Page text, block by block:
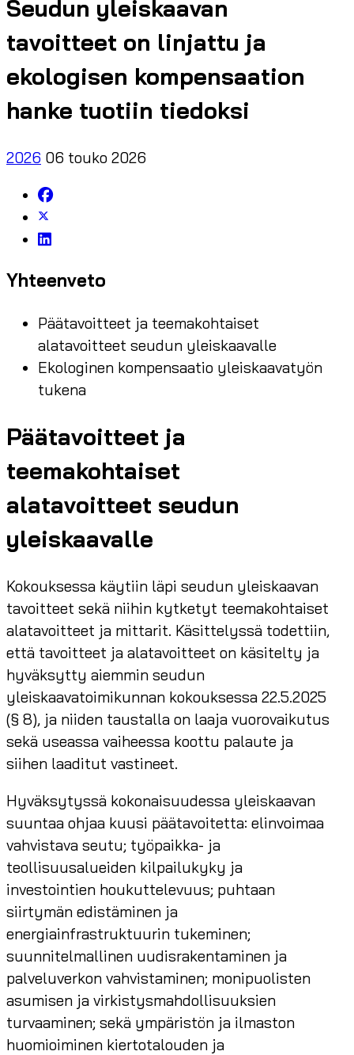
Seudun yleiskaavan
tavoitteet on linjattu ja
ekologisen kompensaation
hanke tuotiin tiedoksi
2026 06 touko 2026
Yhteenveto
Päätavoitteet ja teemakohtaiset
alatavoitteet seudun yleiskaavalle
Ekologinen kompensaatio yleiskaavatyön
tukena
Päätavoitteet ja
teemakohtaiset
alatavoitteet seudun
yleiskaavalle
Kokouksessa käytiin läpi seudun yleiskaavan
tavoitteet sekä niihin kytketyt teemakohtaiset
alatavoitteet ja mittarit. Käsittelyssä todettiin,
että tavoitteet ja alatavoitteet on käsitelty ja
hyväksytty aiemmin seudun
yleiskaavatoimikunnan kokouksessa 22.5.2025
(§ 8), ja niiden taustalla on laaja vuorovaikutus
sekä useassa vaiheessa koottu palaute ja
siihen laaditut vastineet.
Hyväksytyssä kokonaisuudessa yleiskaavan
suuntaa ohjaa kuusi päätavoitetta: elinvoimaa
vahvistava seutu; työpaikka- ja
teollisuusalueiden kilpailukyky ja
investointien houkuttelevuus; puhtaan
siirtymän edistäminen ja
energiainfrastruktuurin tukeminen;
suunnitelmallinen uudisrakentaminen ja
palveluverkon vahvistaminen; monipuolisten
asumisen ja virkistysmahdollisuuksien
turvaaminen; sekä ympäristön ja ilmaston
huomioiminen kiertotalouden ja